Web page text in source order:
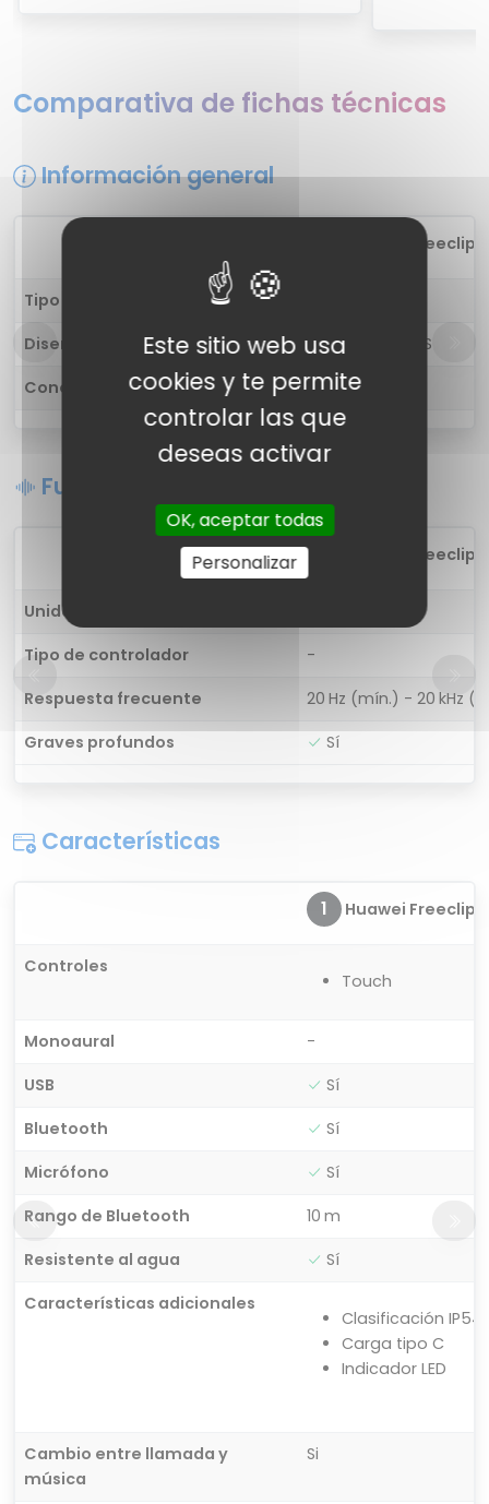
Comparativa de fichas técnicas
Información general
Huawei Freeclip
Tipo de auricular
Diseño
Auriculares TWS
Conectividad
Inalámbrico
Funciones de sonido
Huawei Freeclip
Unidad de controlador
Tipo de controlador
-
Respuesta frecuente
20 Hz (mín.) - 20 kHz
Graves profundos
Sí
Características
1 Huawei Freeclip
Controles
Touch
Monoaural
-
USB
Sí
Bluetooth
Sí
Micrófono
Sí
Rango de Bluetooth
10 m
Resistente al agua
Sí
Características adicionales
Clasificación IP54
Carga tipo C
Indicador LED
Cambio entre llamada y
música
Si
Este sitio web usa
cookies y te permite
controlar las que
deseas activar
OK, aceptar todas
Personalizar